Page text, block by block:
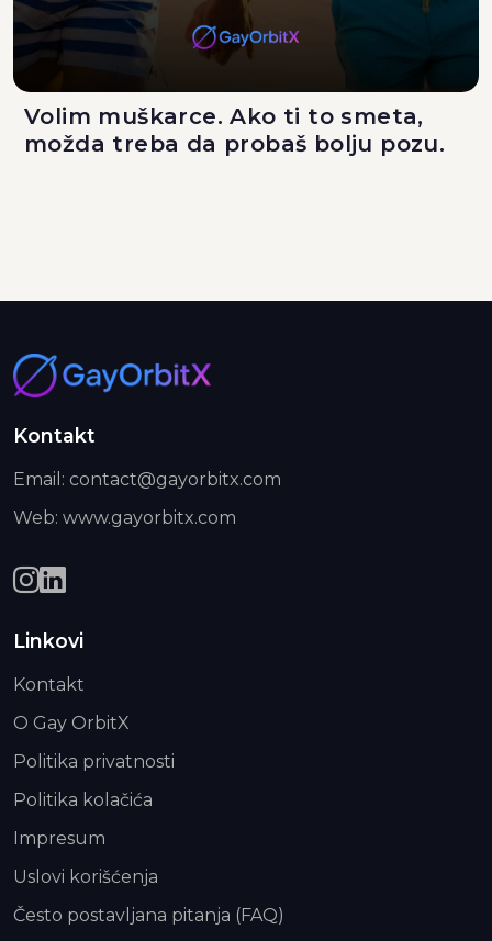
Volim muškarce. Ako ti to smeta,
možda treba da probaš bolju pozu.
Kontakt
Email: contact@gayorbitx.com
Web: www.gayorbitx.com
Linkovi
Kontakt
O Gay OrbitX
Politika privatnosti
Politika kolačića
Impresum
Uslovi korišćenja
Često postavljana pitanja (FAQ)